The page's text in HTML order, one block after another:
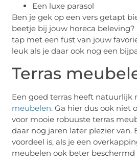
Een luxe parasol
Ben je gek op een vers getapt
beetje bij jouw horeca
tap met een fust van jouw
leuk als je daar ook nog een
Terras
Een goed terras heeft natuurlijk
meubelen. Ga hier dus ook niet
voor mooie robuuste terras
daar nog jaren later plezier van.
voordeel is, als je een
meubelen ook beter beschermd